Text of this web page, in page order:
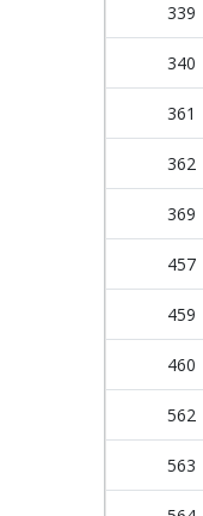
339
340
361
362
369
457
459
460
562
563